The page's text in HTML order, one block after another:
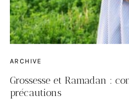
ARCHIVE
Grossesse et Ramadan :
précautions